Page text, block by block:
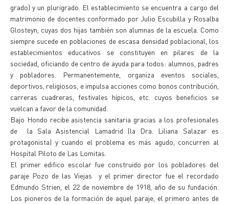
grado) y un plurigrado. El establecimiento se encuentra a cargo del
matrimonio de docentes conformado por Julio Escubilla y Rosalba
Glosteyn, cuyas dos hijas también son alumnas de la escuela. Como
siempre sucede en poblaciones de escasa densidad poblacional, los
establecimientos educativos se constituyen en pilares de la
sociedad, oficiando de centro de ayuda para todos: alumnos, padres
y pobladores. Permanentemente, organiza eventos sociales,
deportivos, religiosos, e impulsa acciones como bonos contribución,
carreras cuadreras, festivales hípicos, etc. cuyos beneficios se
vuelcan a favor de la comunidad.
Bajo Hondo recibe asistencia sanitaria gracias a los profesionales
de la Sala Asistencial Lamadrid (la Dra. Liliana Salazar es
protagonista) y cuando el problema es más agudo, concurren al
Hospital Piloto de Las Lomitas.
El primer edifico escolar fue construido por los pobladores del
paraje Pozo de las Viejas y el primer director fue el recordado
Edmundo Strien, el 22 de noviembre de 1918, año de su fundación.
Los pioneros de la formación de aquel paraje, el primero antes de